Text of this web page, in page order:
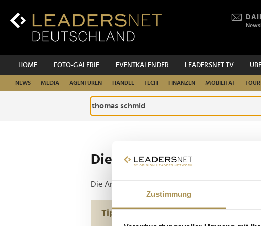
Zustimmung
Inhalt
HOME FOTO-GALERIE EVENTKALENDER LEADERSNET.TV
NEWS MEDIA AGENTUREN HANDEL TECH FINANZEN MOBILITÄT
Die ganze Website
Die Anfrage ergab 1 Treffer.
Tipp